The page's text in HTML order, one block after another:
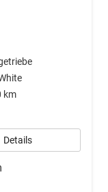
km
Details